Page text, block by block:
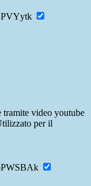
tramite video youtube
per il